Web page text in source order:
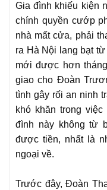
Gia đình khiếu kiện
chính quyền cướp
nhà mất cửa, phải
ra Hà Nội lang bạt
mới được hơn
giao cho Đoàn
tình gây rối an ninh
khó khăn trong
đình này không từ
được tiền, nhất là
ngoại về.
Trước đây, Đoàn